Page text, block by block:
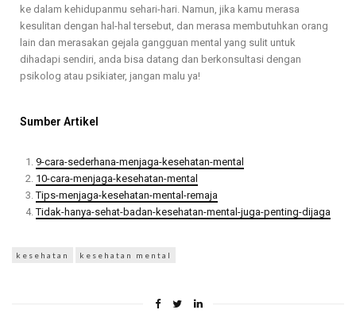
ke dalam kehidupanmu sehari-hari. Namun, jika kamu merasa
kesulitan dengan hal-hal tersebut, dan merasa membutuhkan orang
lain dan merasakan gejala gangguan mental yang sulit untuk
dihadapi sendiri, anda bisa datang dan berkonsultasi dengan
psikolog atau psikiater, jangan malu ya!
Sumber Artikel
9-cara-sederhana-menjaga-kesehatan-mental
10-cara-menjaga-kesehatan-mental
Tips-menjaga-kesehatan-mental-remaja
Tidak-hanya-sehat-badan-kesehatan-mental-juga-penting-dijaga
kesehatan kesehatan mental